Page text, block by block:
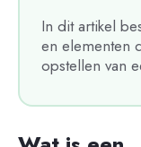
In dit artikel
en elementen
opstellen van